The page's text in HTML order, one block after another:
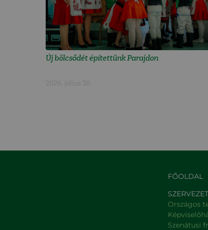
Új bölcsődét építettünk Parajdon
2026. július 30.
FŐOLDAL
SZERVEZET
Országos
Szenátusi